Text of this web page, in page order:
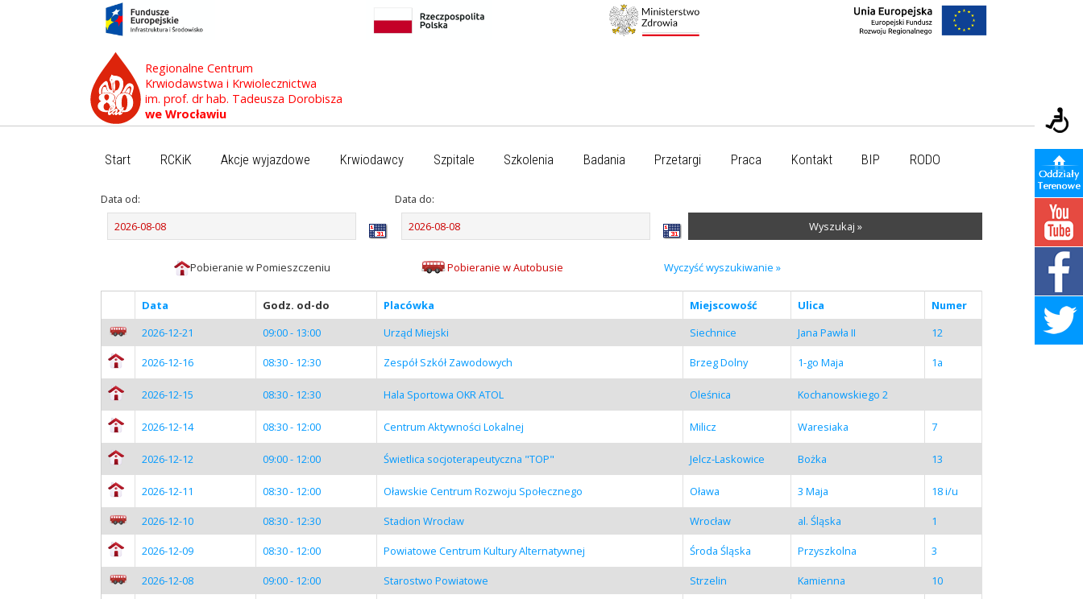
Regionalne Centrum
Krwiodawstwa i Krwiolecznictwa
im. prof. dr hab. Tadeusza Dorobisza
we Wrocławiu
Start RCKiK Akcje wyjazdowe Krwiodawcy Szpitale Szkolenia Badania Przetargi Praca Kontakt BIP RODO
Data od:
Data do:
Wyszukaj »
Pobieranie w Pomieszczeniu Pobieranie w Autobusie Wyczyść wyszukiwanie »
Data Godz. od-do Placówka Miejscowość Ulica
Numer
2026-12-21
09:00 - 13:00 Urząd Miejski Siechnice Jana Pawła II 12
2026-12-16 08:30 - 12:30 Zespół Szkół Zawodowych Brzeg Dolny 1-go Maja 1a
2026-12-15 08:30 - 12:30 Hala Sportowa OKR ATOL Oleśnica Kochanowskiego 2
2026-12-14 08:30 - 12:00 Centrum Aktywności Lokalnej Milicz Waresiaka 7
2026-12-12 09:00 - 12:00 Świetlica socjoterapeutyczna "TOP" Jelcz-Laskowice Bożka 13
2026-12-11 08:30 - 12:00 Oławskie Centrum Rozwoju Społecznego Oława 3 Maja 18 i/u
2026-12-10 08:30 - 12:30 Stadion Wrocław Wrocław al. Śląska 1
2026-12-09 08:30 - 12:00 Powiatowe Centrum Kultury Alternatywnej Środa Śląska Przyszkolna 3
2026-12-08 09:00 - 12:00 Starostwo Powiatowe Strzelin Kamienna
10